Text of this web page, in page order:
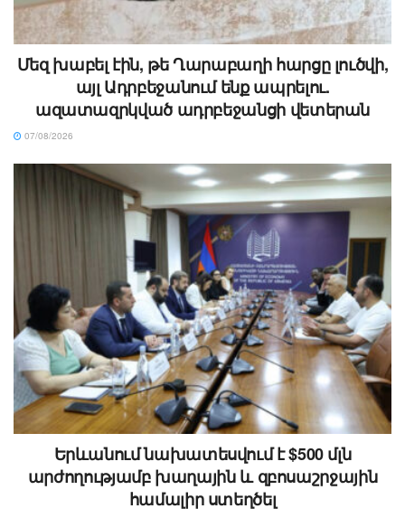
Մեզ խաբել էին, թե Ղարաբաղի հարցը լուծվի,
այլ Ադրբեջանում ենք ապրելու.
ազատազրկված ադրբեջանցի վետերան
07/08/2026
Երևանում նախատեսվում է $500 մլն
արժողությամբ խաղային և զբոսաշրջային
համալիր ստեղծել